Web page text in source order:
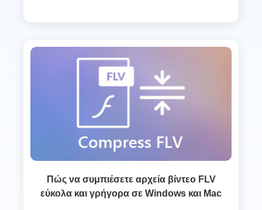
Πώς να συμπιέσετε αρχεία βίντεο FLV
εύκολα και γρήγορα σε Windows και Mac